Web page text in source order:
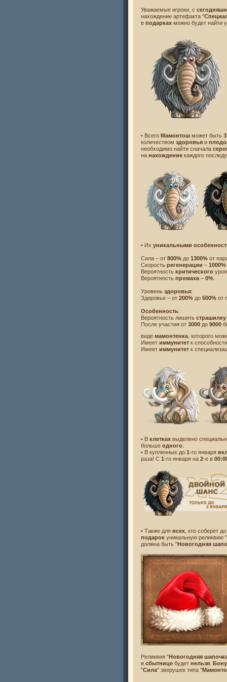
Уважаемые игроки, с
нахождение артефакта "
в подарках можно будет найти
• Всего Мамонтош может быть 3
количеством здоровья и
необходимо найти сначала
на нахождение каждого
• Их уникальными
Сила – от 800% до 1300% от
Скорость регенерации – 1000%
Вероятность критического
Вероятность промаха – 0%
Уровень здоровья:
Здоровье – от 200% до 500% от
Особенность:
Вероятность лишить страшилку
После участия от 3000 до 9000
виде мамонтенка , которого
Имеет иммунитет к
Имеет иммунитет к
• В клетках выделено
больше одного
• В купленных до 1-го января
раза! С 1-го января на 2-е в
• Также для всех , кто соберет до
подарок уникальную реликвию "
должна быть "Новогодняя
Реликвия "Новогодняя
в сбытнице будет нельзя
"Сила" зверушек типа "